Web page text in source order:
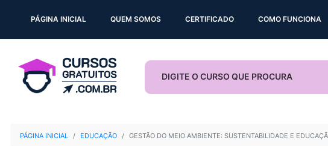
PÁGINA INICIAL QUEM SOMOS CERTIFICADO COMO FUNCIONA
PÁGINA INICIAL EDUCAÇÃO GESTÃO DO MEIO AMBIENTE: SUSTENTABILIDADE E